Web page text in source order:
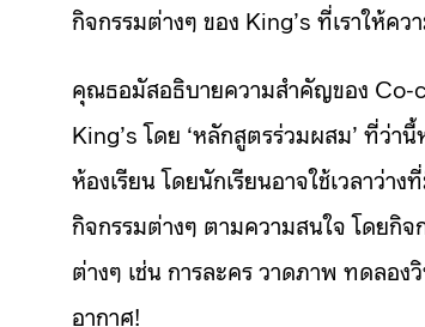
กิจกรรมต่างๆ ของ King’s ที่เราให้ค
คุณธอมัสอธิบายความสำคัญของ Co-
King’s โดย ‘หลักสูตรร่วมผสม’ ที่ว่า
ห้องเรียน โดยนักเรียนอาจใช้เวลาว่า
กิจกรรมต่างๆ ตามความสนใจ โดยกิ
ต่างๆ เช่น การละคร วาดภาพ ทดลอ
อากาศ!